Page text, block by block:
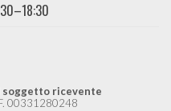
soggetto ricevente
00331280248